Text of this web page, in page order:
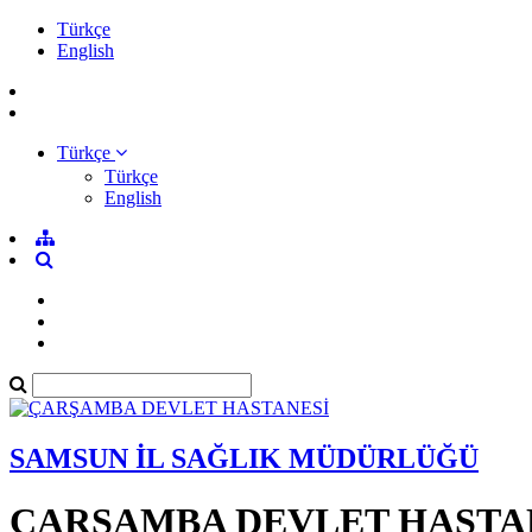
Türkçe
English
Türkçe
Türkçe
English
SAMSUN İL SAĞLIK MÜDÜRLÜĞÜ
ÇARŞAMBA DEVLET